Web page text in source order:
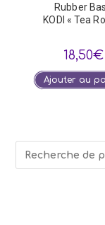
Rubber
KODI « Tea
18,50€
Ajouter au